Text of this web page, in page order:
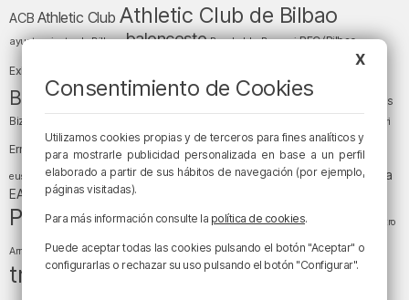
ACB Athletic Club Athletic Club de Bilbao
ayuntamiento de Bilbao baloncesto Barakaldo Basauri BEC (Bilbao
Exhibition Center) Bizkaia
Bizkaia y sus comarcas Copa del Rey cultura
Cáritas
Bizkaia
Diócesis de Bilbao el tiempo Enkarterri
Ernesto Valverde Ertzaintza Euskadi (País Vasco)
euskera fiestas fútbol Gobierno vasco juanma jubera LaLiga LaLiga
EA Sports Liga Endesa
Política religión San Mamés sociedadsucesos Teatro
Arriaga tiempotiempo atmosféricotráfico
tráfico en Bizkaia
X
Consentimiento de Cookies
Utilizamos cookies propias y de terceros para fines analíticos y
para mostrarle publicidad personalizada en base a un perfil
elaborado a partir de sus hábitos de navegación (por ejemplo,
páginas visitadas).
Para más información consulte la política de cookies.
Puede aceptar todas las cookies pulsando el botón "Aceptar" o
configurarlas o rechazar su uso pulsando el botón "Configurar".